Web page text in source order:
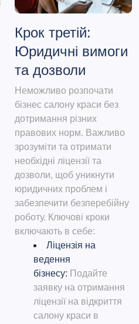
Крок третій:
Юридичні вимоги
та дозволи
Неможливо розпочати
бізнес салону краси без
дотримання різних
правових норм. Важливо
зрозуміти та отримати
необхідні ліцензії та
дозволи, щоб уникнути
юридичних проблем і
забезпечити безперебійну
роботу. Ключові кроки
включають в себе:
Ліцензія на
ведення
бізнесу: Подайте
заявку на отримання
ліцензії на відкриття
салону краси в